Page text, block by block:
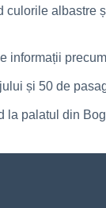
culorile albastre
informații
și 50 de
palatul din